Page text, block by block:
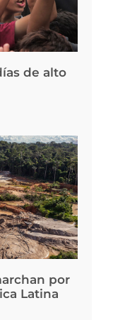
de alto
por
Latina